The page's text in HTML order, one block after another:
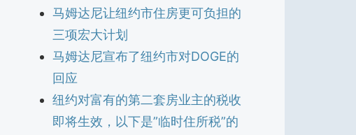
马姆达尼让纽约市住房更可负担的
三项宏大计划
马姆达尼宣布了纽约市对DOGE的
回应
纽约对富有的第二套房业主的税收
即将生效，以下是”临时住所税”的